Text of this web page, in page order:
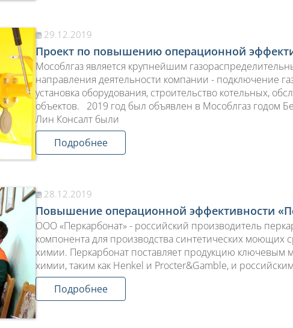
29.12.2019
Проект по повышению операционной
Мособлгаз является крупнейшим
направления деятельности компании - подключение
установка оборудования, строительство котельных,
объектов. 2019 год был объявлен в Мособлгаз годом
Лин Консалт были
Подробнее
28.12.2019
Повышение операционной эффективности
ООО «Перкарбонат» - российский производитель
компонента для производства синтетических моющих
химии. Перкарбонат поставляет продукцию
химии, таким как Henkel и Procter&Gamble, и
Подробнее